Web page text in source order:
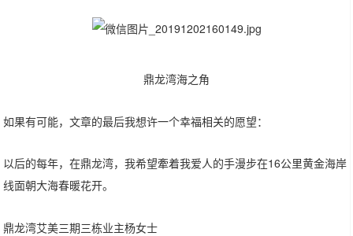
鼎龙湾海之角
如果有可能，文章的最后我想许一个幸福相关的愿望：
以后的每年，在鼎龙湾，我希望牽着我爱人的手漫步在16公里黄金海岸
线面朝大海春暖花开。
鼎龙湾艾美三期三栋业主杨女士